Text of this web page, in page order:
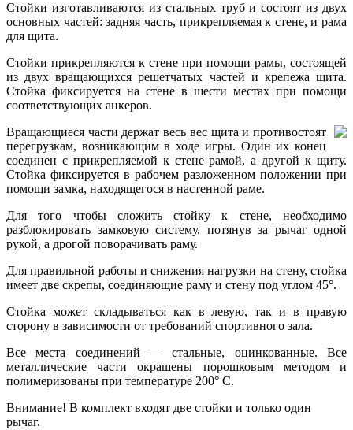
Стойки изготавливаются из стальных труб и состоят из двух
основных частей: задняя часть, прикрепляемая к стене, и рама
для щита.
Стойки прикрепляются к стене при помощи рамы, состоящей
из двух вращающихся решетчатых частей и крепежа щита.
Стойка фиксируется на стене в шести местах при помощи
соответствующих анкеров.
Вращающиеся части держат весь вес щита и противостоят
перегрузкам, возникающим в ходе игры. Один их конец
соединен с прикрепляемой к стене рамой, а другой к щиту.
Стойка фиксируется в рабочем разложенном положении при
помощи замка, находящегося в настенной раме.
Для того чтобы сложить стойку к стене, необходимо
разблокировать замковую систему, потянув за рычаг одной
рукой, а дрогой поворачивать раму.
Для правильной работы и снижения нагрузки на стену, стойка
имеет две скрепы, соединяющие раму и стену под углом 45°.
Стойка может складываться как в левую, так и в правую
сторону в зависимости от требований спортивного зала.
Все места соединений — стальные, оцинкованные. Все
металлические части окрашены порошковым методом и
полимеризованы при температуре 200° С.
Внимание! В комплект входят две стойки и только один
рычаг.